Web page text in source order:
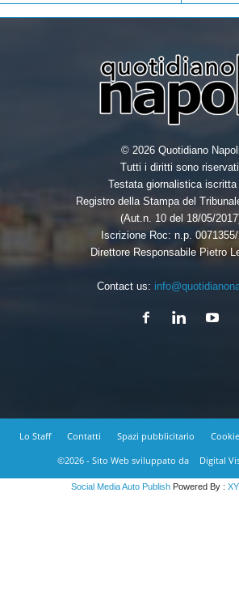
© 2026 Quotidiano Napoli
Tutti i diritti sono riservati.
Testata giornalistica iscritta
Registro della Stampa del
(Aut.n. 10 del 18/05/
Iscrizione Roc: n.p.
Direttore Responsabile Pietro
Contact us:
Lo Staff Contatti Spazi pubblicitario
©2026 - Sito Web sviluppato da
Digital
Social Media Auto PublishPowered By :